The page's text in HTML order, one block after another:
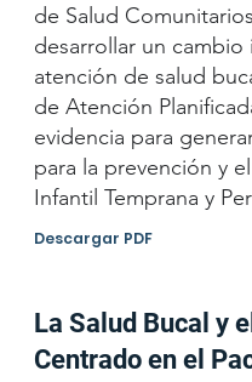
de Salud
desarrollar un
atención de salud
de Atención
evidencia para
para la prevención y
Infantil Temprana y
Descargar PDF
La Salud Bucal y
Centrado en el